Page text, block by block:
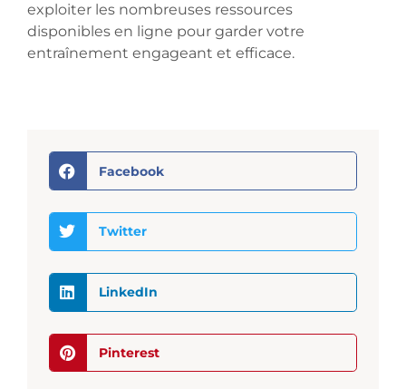
exploiter les nombreuses ressources
disponibles en ligne pour garder votre
entraînement engageant et efficace.
Facebook
Twitter
LinkedIn
Pinterest